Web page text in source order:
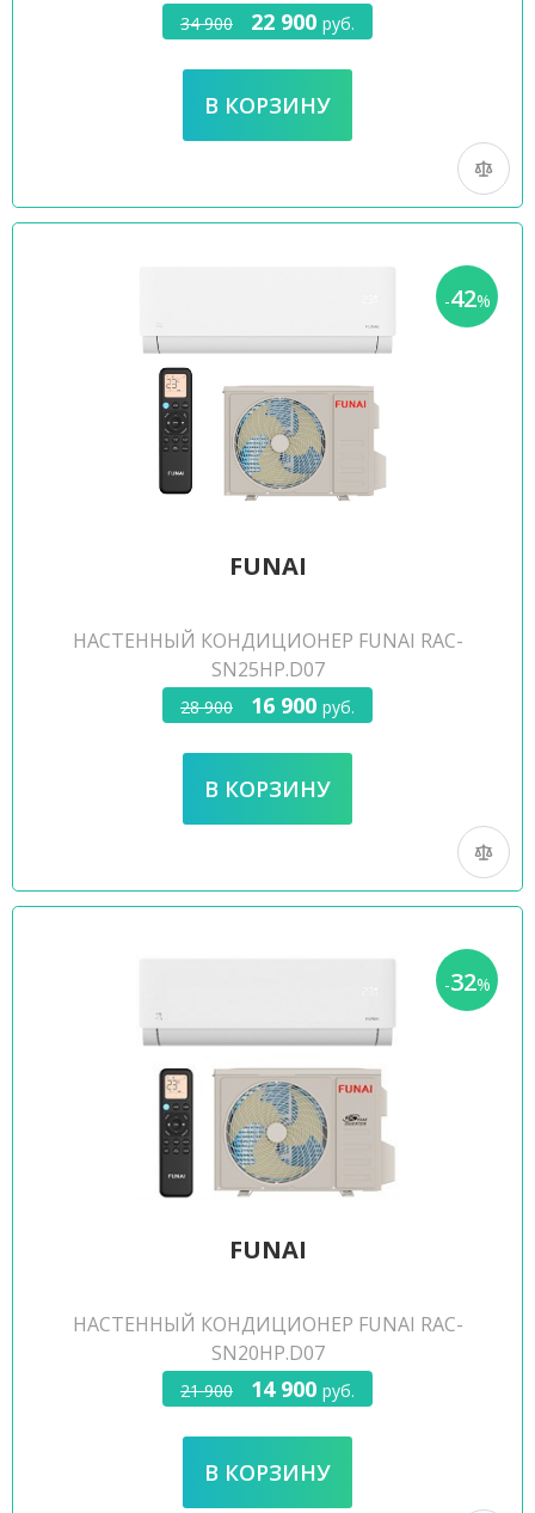
34 900 22 900 руб.
-42%
FUNAI
НАСТЕННЫЙ КОНДИЦИОНЕР FUNAI RAC-
SN25HP.D07
28 900 16 900 руб.
-32%
FUNAI
НАСТЕННЫЙ КОНДИЦИОНЕР FUNAI RAC-
SN20HP.D07
21 900 14 900 руб.